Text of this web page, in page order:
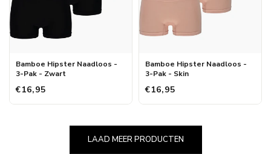
Bamboe Hipster Naadloos -
3-Pak - Zwart
€16,95
Bamboe Hipster Naadloos -
3-Pak - Skin
€16,95
LAAD MEER PRODUCTEN